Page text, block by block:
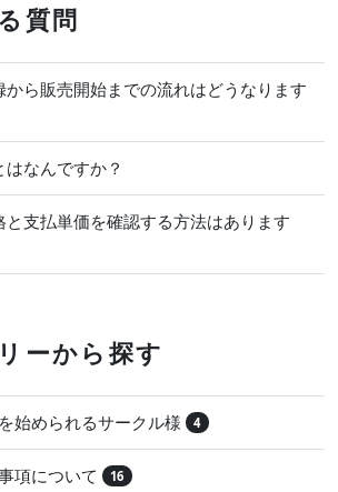
質問
ら販売開始までの流れはどうなります
なんですか？
支払単価を確認する方法はあります
ーから探す
始められるサークル様 4
項について 16